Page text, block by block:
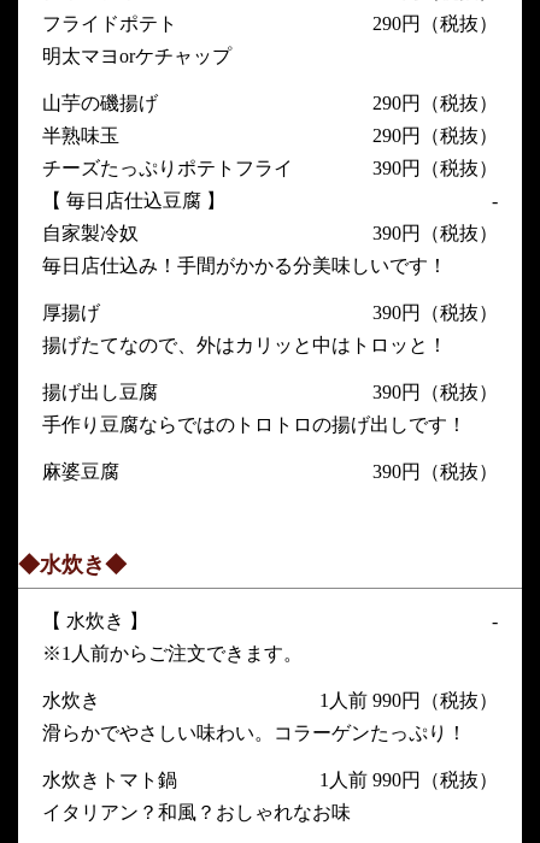
フライドポテト
290円（税抜）
明太マヨorケチャップ
山芋の磯揚げ
290円（税抜）
半熟味玉
290円（税抜）
チーズたっぷりポテトフライ
390円（税抜）
【 毎日店仕込豆腐 】
-
自家製冷奴
390円（税抜）
毎日店仕込み！手間がかかる分美味しいです！
厚揚げ
390円（税抜）
揚げたてなので、外はカリッと中はトロッと！
揚げ出し豆腐
390円（税抜）
手作り豆腐ならではのトロトロの揚げ出しです！
麻婆豆腐 390円（税抜）
◆水炊き◆
【 水炊き 】
-
※1人前からご注文できます。
水炊き
1人前 990円（税抜）
滑らかでやさしい味わい。コラーゲンたっぷり！
水炊きトマト鍋
1人前 990円（税抜）
イタリアン？和風？おしゃれなお味